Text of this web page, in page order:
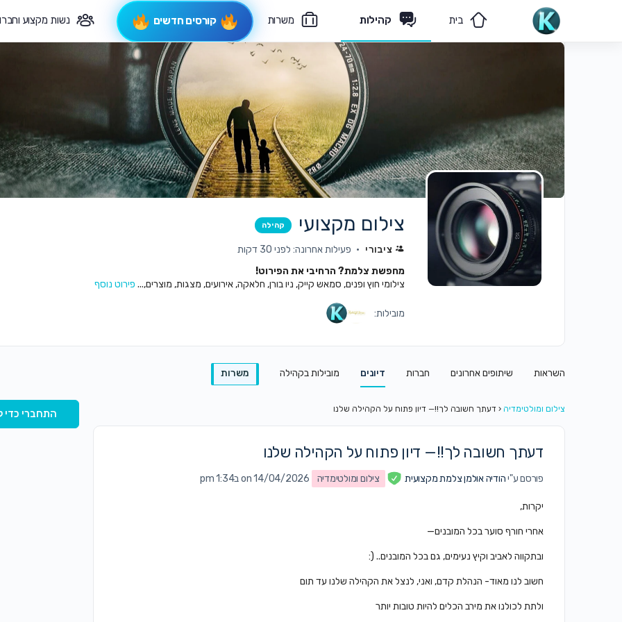
בית קהילות משרות קורסים חדשים נשות מקצוע
הצוות שלנו פיקוח תורני צרי קשר
צילום מקצועי קהילה
ציבורי
פעילות אחרונה: לפני 30 דקות
מחפשת צלמת? הרחיבי את הפירוט!
צילומי חוץ ופנים, סמאש קייק, ניו בורן, חלאקה, אירועים, מצגות, מוצרים,... פירוט נוסף
מובילות:
השראות שיתופים אחרונים חברות דיונים מובילות בקהילה משרות
צילום ומולטימדיה ‹ דעתך חשובה לך!!— דיון פתוח על הקהילה שלנו
דעתך חשובה לך!!— דיון פתוח על הקהילה שלנו
פורסם ע"יהודיה אולמן צלמת מקצועית צילום ומולטימדיה on 14/04/2026 ב1:34 pm
יקרות,
אחרי חורף סוער בכל המובנים—
ובתקווה לאביב וקיץ נעימים, גם בכל המובנים.. (:
חשוב לנו מאוד- הנהלת קדם, ואני, לנצל את הקהילה שלנו עד תום
ולתת לכולנו את מירב הכלים להיות טובות יותר
התחברי כדי